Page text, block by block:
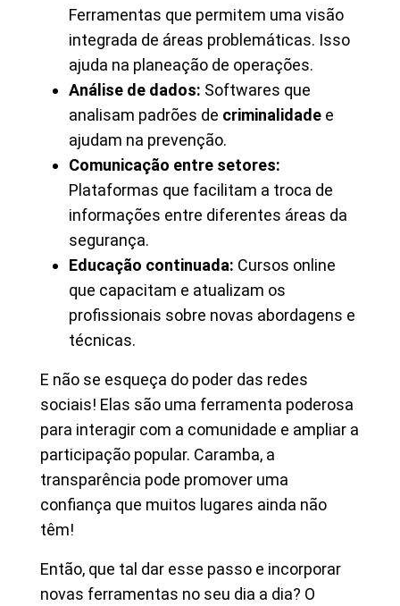
Ferramentas que permitem uma visão
integrada de áreas problemáticas. Isso
ajuda na planeação de operações.
Análise de dados: Softwares que
analisam padrões de criminalidade e
ajudam na prevenção.
Comunicação entre setores:
Plataformas que facilitam a troca de
informações entre diferentes áreas da
segurança.
Educação continuada: Cursos online
que capacitam e atualizam os
profissionais sobre novas abordagens e
técnicas.
E não se esqueça do poder das redes
sociais! Elas são uma ferramenta poderosa
para interagir com a comunidade e ampliar a
participação popular. Caramba, a
transparência pode promover uma
confiança que muitos lugares ainda não
têm!
Então, que tal dar esse passo e incorporar
novas ferramentas no seu dia a dia? O